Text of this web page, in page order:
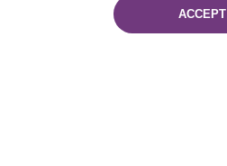
E-mail: inbox@nlb.byACCEPT